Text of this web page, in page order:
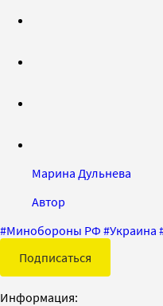
Марина Дульнева
Автор
#Минобороны РФ #Украина
Подписаться
Информация: